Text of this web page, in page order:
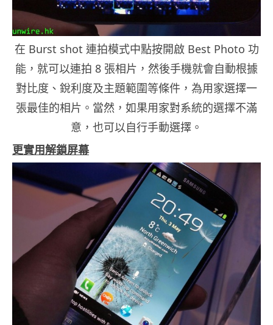
在 Burst shot 連拍模式中點按開啟 Best Photo 功
能，就可以連拍 8 張相片，然後手機就會自動根據
對比度、銳利度及主題範圍等條件，為用家選擇一
張最佳的相片。當然，如果用家對系統的選擇不滿
意，也可以自行手動選擇。
更實用解鎖屏幕